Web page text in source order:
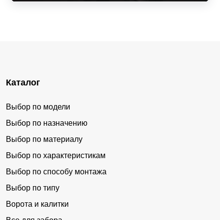
Каталог
Выбор по модели
Выбор по назначению
Выбор по материалу
Выбор по характеристикам
Выбор по способу монтажа
Выбор по типу
Ворота и калитки